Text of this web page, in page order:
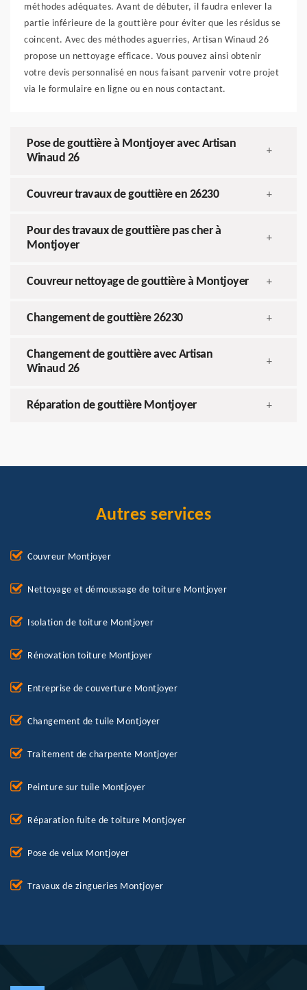
méthodes adéquates. Avant de débuter, il faudra enlever la
partie inférieure de la gouttière pour éviter que les résidus se
coincent. Avec des méthodes aguerries, Artisan Winaud 26
propose un nettoyage efficace. Vous pouvez ainsi obtenir
votre devis personnalisé en nous faisant parvenir votre projet
via le formulaire en ligne ou en nous contactant.
Pose de gouttière à Montjoyer avec Artisan
Winaud 26
+
Couvreur travaux de gouttière en 26230 +
Pour des travaux de gouttière pas cher à
Montjoyer
+
Couvreur nettoyage de gouttière à Montjoyer +
Changement de gouttière 26230 +
Changement de gouttière avec Artisan
Winaud 26
+
Réparation de gouttière Montjoyer +
Autres services
Couvreur Montjoyer
Nettoyage et démoussage de toiture Montjoyer
Isolation de toiture Montjoyer
Rénovation toiture Montjoyer
Entreprise de couverture Montjoyer
Changement de tuile Montjoyer
Traitement de charpente Montjoyer
Peinture sur tuile Montjoyer
Réparation fuite de toiture Montjoyer
Pose de velux Montjoyer
Travaux de zingueries Montjoyer